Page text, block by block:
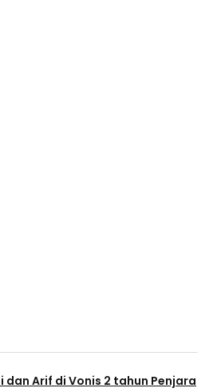
dan Arif di Vonis 2 tahun Penjara